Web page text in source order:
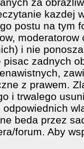
kazdej
postu na tym
i nie
pisac zadnych
z prawem.
i trwalego
odpowiednich
beda przez
forum. Aby